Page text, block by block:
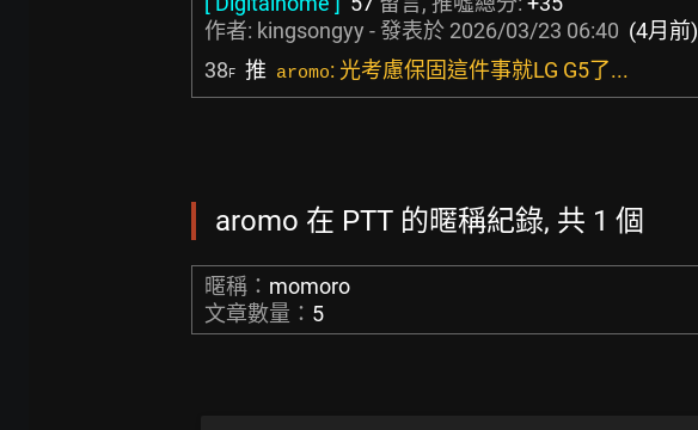
作者: kingsongyy - 發表於 2026/03/23 06:40 (4月前)
38F 推 aromo: 光考慮保固這件事就LG G5了...
aromo 在 PTT 的暱稱紀錄, 共 1 個
暱稱： momoro
文章數量： 5